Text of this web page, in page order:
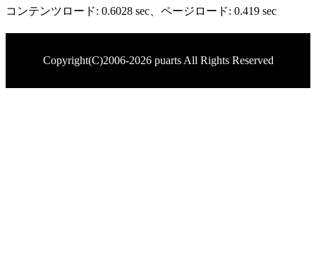
コンテンツロード: 0.6028 sec 、ページロード: 0.419 sec
Copyright(C)2006-2026 puarts All Rights Reserved